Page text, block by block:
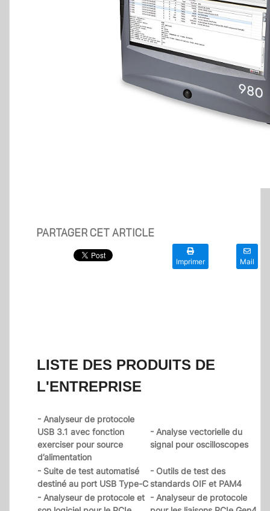
PARTAGER CET ARTICLE
Imprimer Mail
LISTE DES PRODUITS DE
L'ENTREPRISE
- Analyseur de protocole
USB 3.1 avec fonction
exerciser pour source
d’alimentation
- Analyse vectorielle du
signal pour oscilloscopes
- Suite de test automatisé
destiné au port USB Type-C
- Outils de test des
standards OIF et PAM4
- Analyseur de protocole et - Analyseur de protocole